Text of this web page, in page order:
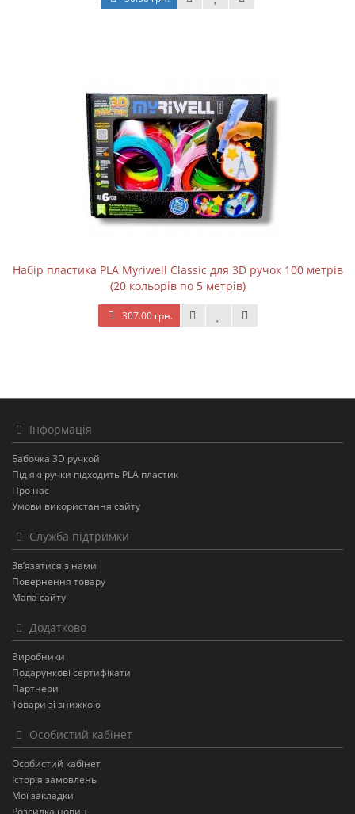
Набір пластика PLA Myriwell Classic для 3D ручок 100 метрів
(20 кольорів по 5 метрів)
307.00 грн.
Інформація
Бабочка 3D ручкой
Під які ручки підходить PLA пластик
Про нас
Умови використання сайту
Служба підтримки
Зв’язатися з нами
Повернення товару
Мапа сайту
Додатково
Виробники
Подарункові сертифікати
Партнери
Товари зі знижкою
Особистий кабінет
Особистий кабінет
Історія замовлень
Мої закладки